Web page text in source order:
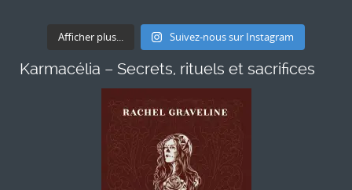
Afficher plus... Suivez-nous sur Instagram
Karmacélia – Secrets, rituels et sacrifices